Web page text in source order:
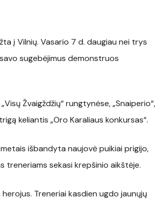
į Vilnių. Vasario 7 d. daugiau nei trys
sugebėjimus demonstruos
Žvaigždžių“ rungtynėse, „Snaiperio“,
keliantis „Oro Karaliaus konkursas“.
išbandyta naujovė puikiai prigijo,
treneriams sekasi krepšinio aikštėje.
Treneriai kasdien ugdo jaunųjų